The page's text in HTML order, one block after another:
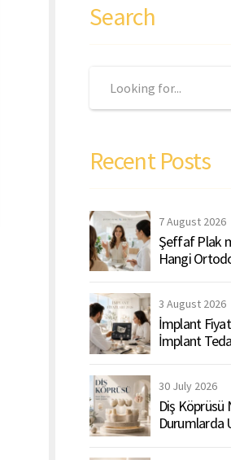
Search
Recent Posts
7 August 2026
Şeffaf Plak
Hangi
3 August 2026
İmplant
İmplant
30 July 2026
Diş Köprüsü
Durumlarda